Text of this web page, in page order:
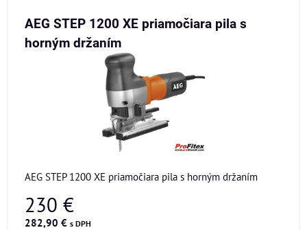
AEG STEP 1200 XE priamočiara pila s
horným držaním
AEG STEP 1200 XE priamočiara pila s horným držaním
230 €
282,90 € s DPH